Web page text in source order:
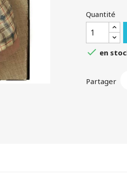
Quantité
 en
Partager